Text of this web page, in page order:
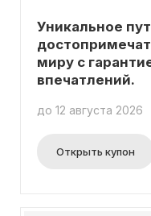
Уникальное
миру с
впечатлений.
до 12 августа 2026
Открыть купон